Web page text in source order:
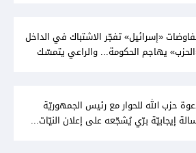
«إسرائيل» تفجّر الاشتباك في الداخل
يهاجم الحكومة... والراعي يتمسّك
حزب الله للحوار مع رئيس الجمهوريّة
إيجابيّة برّي يُشجّعه على إعلان النيّات...